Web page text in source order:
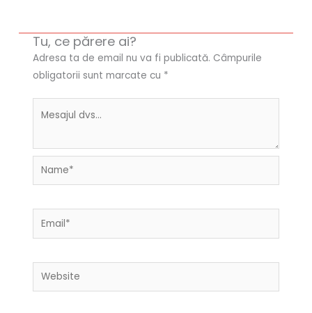
Tu, ce părere ai?
Adresa ta de email nu va fi publicată. Câmpurile
obligatorii sunt marcate cu *
Name*
Email*
Website